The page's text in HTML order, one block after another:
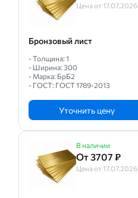
Цена от 17.07.2026
Бронзовый лист
- Толщина: 1
- Ширина: 300
- Марка: БрБ2
- ГОСТ: ГОСТ 1789-2013
Уточнить цену
В наличии
От 3707 ₽
Цена от 17.07.2026